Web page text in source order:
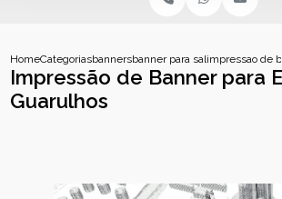
HomeCategoriasbannersbanner para salaoimpressao de
Impressão de Banner para
Guarulhos